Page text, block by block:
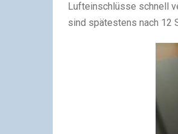
Lufteinschlüsse schnell
sind spätestens nach 12